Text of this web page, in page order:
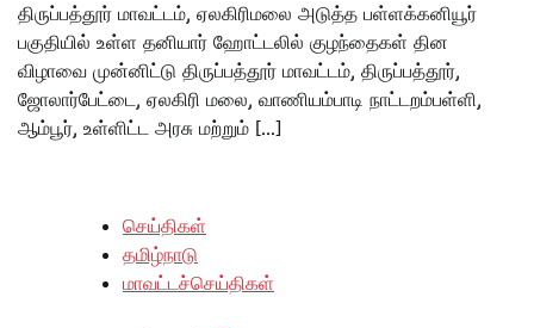
திருப்பத்தூர் மாவட்டம், ஏலகிரிமலை அடுத்த பள்ளக்கனியூர்
பகுதியில் உள்ள தனியார் ஹோட்டலில் குழந்தைகள் தின
விழாவை முன்னிட்டு திருப்பத்தூர் மாவட்டம், திருப்பத்தூர்,
ஜோலார்பேட்டை, ஏலகிரி மலை, வாணியம்பாடி நாட்டறம்பள்ளி,
ஆம்பூர், உள்ளிட்ட அரசு மற்றும் […]
செய்திகள்
தமிழ்நாடு
மாவட்டச்செய்திகள்